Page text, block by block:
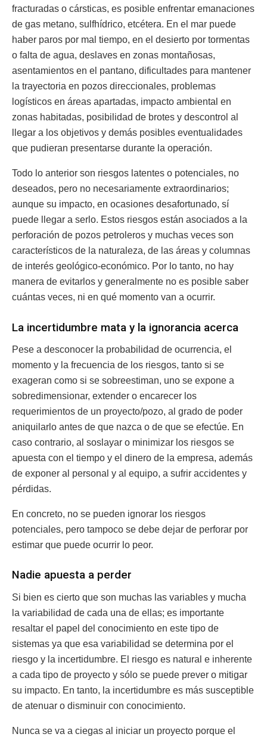
fracturadas o cársticas, es posible enfrentar emanaciones
de gas metano, sulfhídrico, etcétera. En el mar puede
haber paros por mal tiempo, en el desierto por tormentas
o falta de agua, deslaves en zonas montañosas,
asentamientos en el pantano, dificultades para mantener
la trayectoria en pozos direccionales, problemas
logísticos en áreas apartadas, impacto ambiental en
zonas habitadas, posibilidad de brotes y descontrol al
llegar a los objetivos y demás posibles eventualidades
que pudieran presentarse durante la operación.
Todo lo anterior son riesgos latentes o potenciales, no
deseados, pero no necesariamente extraordinarios;
aunque su impacto, en ocasiones desafortunado, sí
puede llegar a serlo. Estos riesgos están asociados a la
perforación de pozos petroleros y muchas veces son
característicos de la naturaleza, de las áreas y columnas
de interés geológico-económico. Por lo tanto, no hay
manera de evitarlos y generalmente no es posible saber
cuántas veces, ni en qué momento van a ocurrir.
La incertidumbre mata y la ignorancia acerca
Pese a desconocer la probabilidad de ocurrencia, el
momento y la frecuencia de los riesgos, tanto si se
exageran como si se sobreestiman, uno se expone a
sobredimensionar, extender o encarecer los
requerimientos de un proyecto/pozo, al grado de poder
aniquilarlo antes de que nazca o de que se efectúe. En
caso contrario, al soslayar o minimizar los riesgos se
apuesta con el tiempo y el dinero de la empresa, además
de exponer al personal y al equipo, a sufrir accidentes y
pérdidas.
En concreto, no se pueden ignorar los riesgos
potenciales, pero tampoco se debe dejar de perforar por
estimar que puede ocurrir lo peor.
Nadie apuesta a perder
Si bien es cierto que son muchas las variables y mucha
la variabilidad de cada una de ellas; es importante
resaltar el papel del conocimiento en este tipo de
sistemas ya que esa variabilidad se determina por el
riesgo y la incertidumbre. El riesgo es natural e inherente
a cada tipo de proyecto y sólo se puede prever o mitigar
su impacto. En tanto, la incertidumbre es más susceptible
de atenuar o disminuir con conocimiento.
Nunca se va a ciegas al iniciar un proyecto porque el